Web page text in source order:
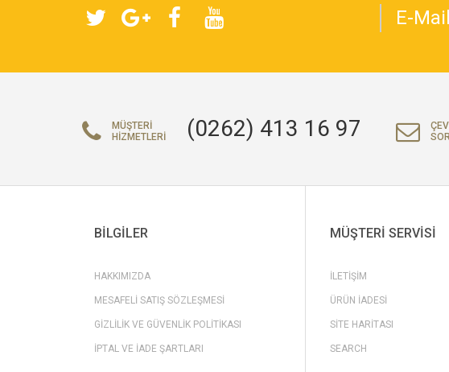
E-
MÜŞTERI
HIZMETLERI
(0262) 413 16 97
BILGILER
HAKKIMIZDA
MESAFELI SATIŞ SÖZLEŞMESI
GIZLILIK VE GÜVENLIK POLITIKASI
İPTAL VE İADE ŞARTLARI
MÜŞTERI SERVISI
İLETIŞIM
ÜRÜN İADESI
SITE HARITASI
SEARCH